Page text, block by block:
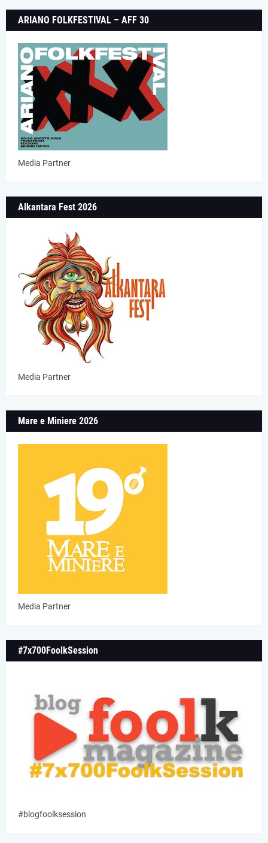
ARIANO FOLKFESTIVAL – AFF 30
Media Partner
Alkantara Fest 2026
Media Partner
Mare e Miniere 2026
Media Partner
#7x700FoolkSession
#blogfoolksession